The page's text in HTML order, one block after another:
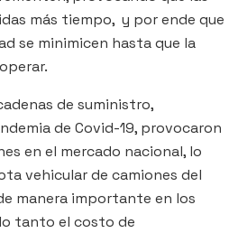
más tiempo, y por ende que
se minimicen hasta que la
de suministro,
de Covid-19, provocaron
en el mercado nacional, lo
vehicular de camiones del
manera importante en los
tanto el costo de